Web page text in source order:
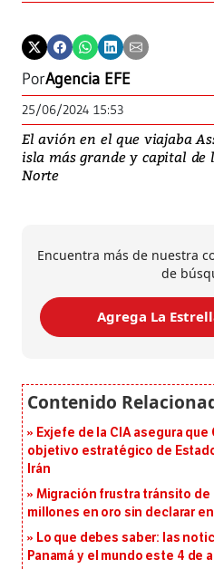
PorAgencia EFE
25/06/2024 15:53
El avión en el que viajaba
isla más grande y capital de
Norte
Encuentra más de nuestra
de
Agrega La
Exjefe de la CIA asegura
objetivo estratégico de
Irán
Migración frustra tránsito de
millones en oro sin declarar
Lo que debes saber: las
Panamá y el mundo este 4 de